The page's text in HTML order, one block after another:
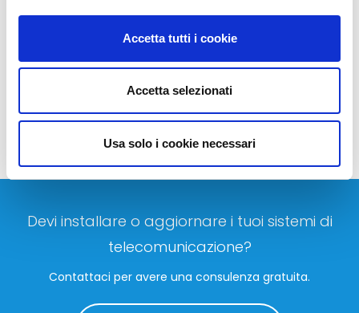
Accetta tutti i cookie
Accetta selezionati
Usa solo i cookie necessari
Devi installare o aggiornare i tuoi sistemi di
telecomunicazione?
Contattaci per avere una consulenza gratuita.